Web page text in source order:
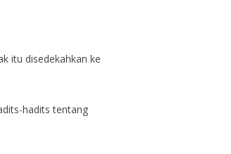
itu disedekahkan ke
hadits tentang